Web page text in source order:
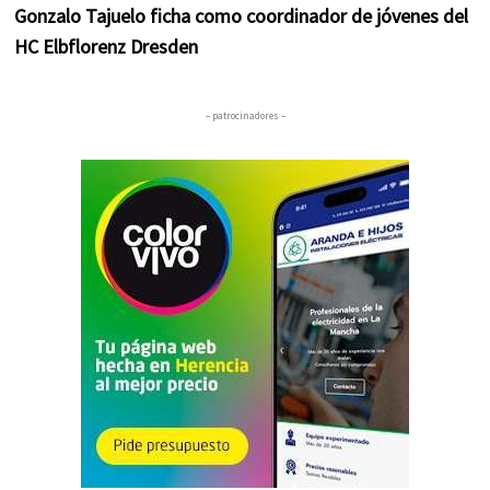
Gonzalo Tajuelo ficha como coordinador de jóvenes del
HC Elbflorenz Dresden
– patrocinadores –